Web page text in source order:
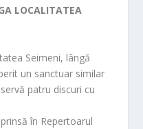
LOCALITATEA
Seimeni, lângă
un sanctuar similar
patru discuri cu
în Repertoarul